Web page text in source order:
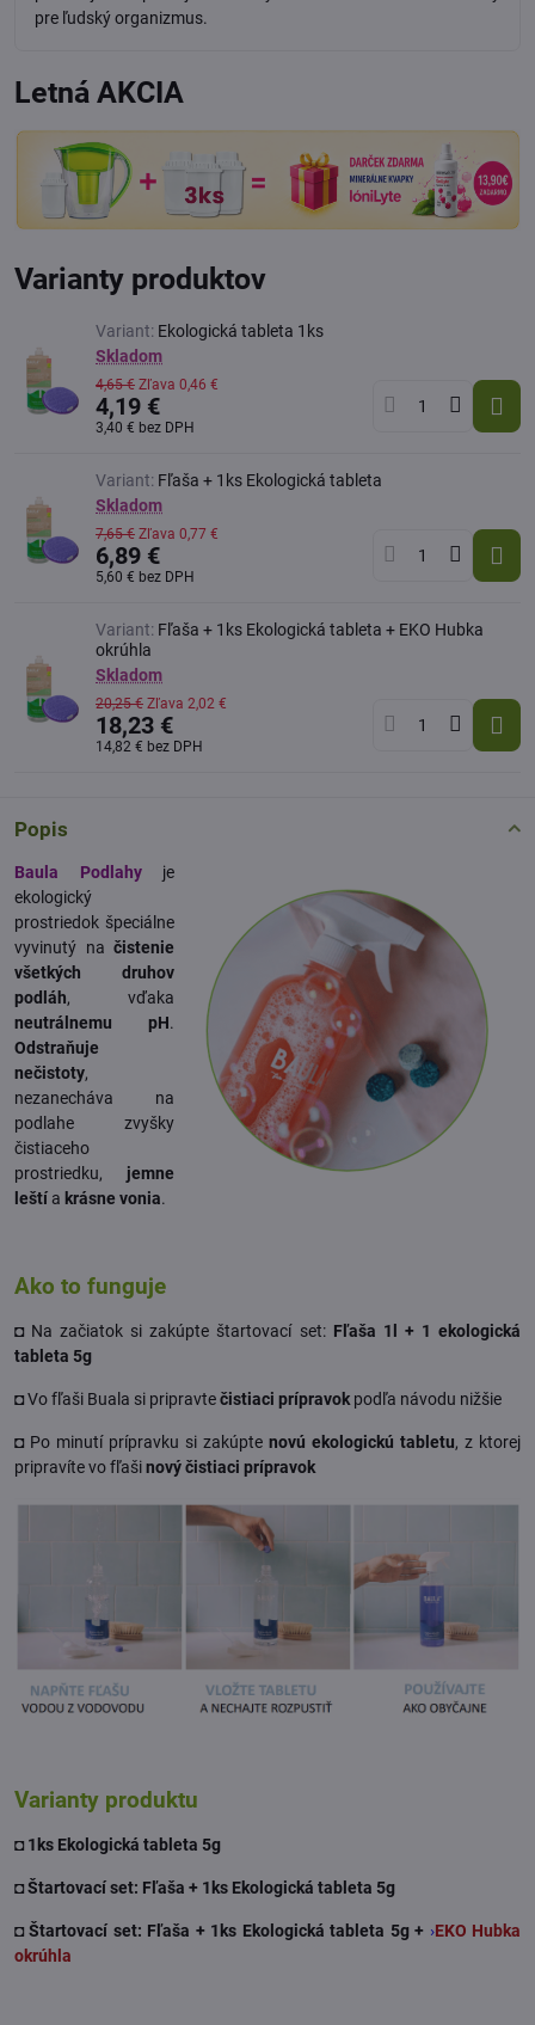
pre ľudský organizmus.
Letná AKCIA
Varianty produktov
Variant: Ekologická tableta 1ks
Skladom
4,65 € Zľava 0,46 €
4,19 €
3,40 € bez DPH
Variant: Fľaša + 1ks Ekologická tableta
Skladom
7,65 € Zľava 0,77 €
6,89 €
5,60 € bez DPH
Variant: Fľaša + 1ks Ekologická tableta + EKO Hubka
okrúhla
Skladom
20,25 € Zľava 2,02 €
18,23 €
14,82 € bez DPH
Popis
Baula Podlahyje
ekologický
prostriedok špeciálne
vyvinutý na čistenie
všetkých druhov
podláh, vďaka
neutrálnemu pH.
Odstraňuje
nečistoty,
nezanecháva na
podlahe zvyšky
čistiaceho
prostriedku, jemne
leští a krásne vonia.
Ako to funguje
◘ Na začiatok si zakúpte štartovací set: Fľaša 1l + 1 ekologická
tableta 5g
◘ Vo fľaši Buala si pripravtečistiaci prípravok podľa návodu nižšie
◘ Po minutí prípravku si zakúpte novú ekologickú tabletu, z ktorej
pripravíte vo fľašinový čistiaci prípravok
Varianty produktu
◘ 1ks Ekologická tableta 5g
◘ Štartovací set: Fľaša + 1ks Ekologická tableta 5g
◘ Štartovací set: Fľaša + 1ks Ekologická tableta 5g + ›EKO Hubka
okrúhla